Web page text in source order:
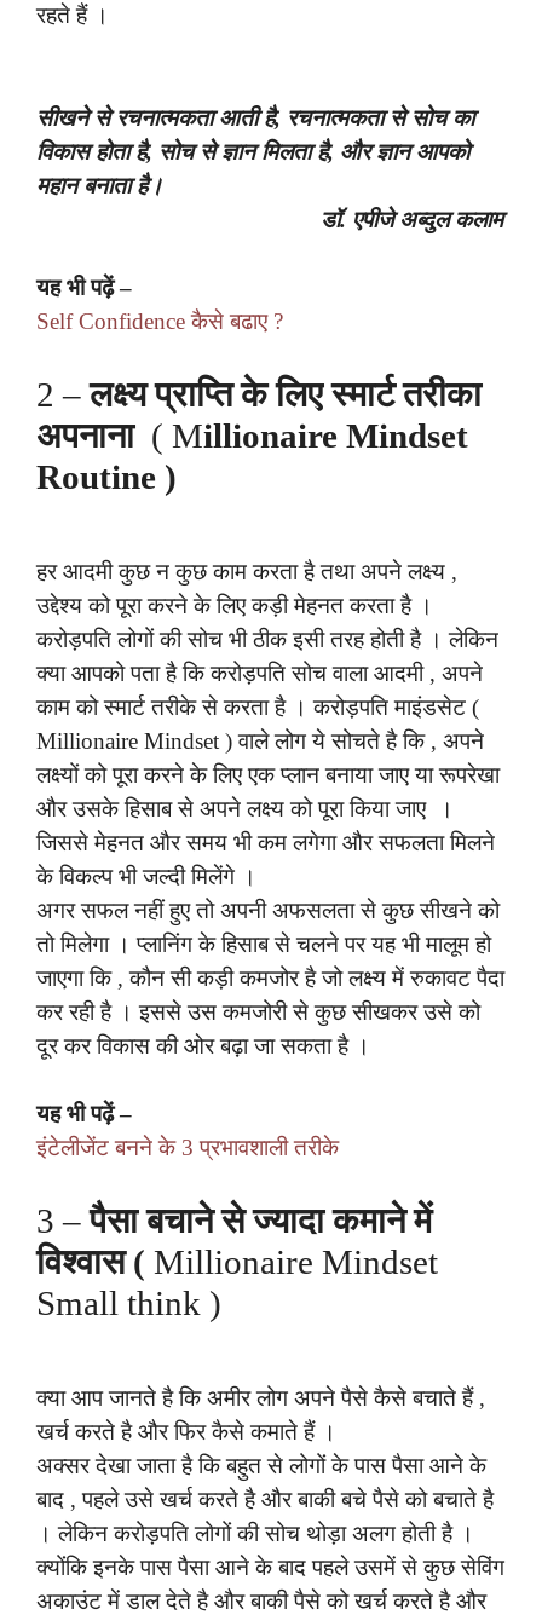
रहते हैं ।
सीखने से रचनात्मकता आती है, रचनात्मकता से सोच का
विकास होता है, सोच से ज्ञान मिलता है, और ज्ञान आपको
महान बनाता है।
डॉ. एपीजे अब्दुल कलाम
यह भी पढ़ें –
Self Confidence कैसे बढाए ?
2 –लक्ष्य प्राप्ति के लिए स्मार्ट तरीका
अपनाना( Millionaire Mindset
Routine )
हर आदमी कुछ न कुछ काम करता है तथा अपने लक्ष्य ,
उद्देश्य को पूरा करने के लिए कड़ी मेहनत करता है ।
करोड़पति लोगों की सोच भी ठीक इसी तरह होती है । लेकिन
क्या आपको पता है कि करोड़पति सोच वाला आदमी , अपने
काम को स्मार्ट तरीके से करता है । करोड़पति माइंडसेट (
Millionaire Mindset ) वाले लोग ये सोचते है कि , अपने
लक्ष्यों को पूरा करने के लिए एक प्लान बनाया जाए या रूपरेखा
और उसके हिसाब से अपने लक्ष्य को पूरा किया जाए ।
जिससे मेहनत और समय भी कम लगेगा और सफलता मिलने
के विकल्प भी जल्दी मिलेंगे ।
अगर सफल नहीं हुए तो अपनी अफसलता से कुछ सीखने को
तो मिलेगा । प्लानिंग के हिसाब से चलने पर यह भी मालूम हो
जाएगा कि , कौन सी कड़ी कमजोर है जो लक्ष्य में रुकावट पैदा
कर रही है । इससे उस कमजोरी से कुछ सीखकर उसे को
दूर कर विकास की ओर बढ़ा जा सकता है ।
यह भी पढ़ें –
इंटेलीजेंट बनने के 3 प्रभावशाली तरीके
3 –पैसा बचाने से ज्यादा कमाने में
विश्वास ( Millionaire Mindset
Small think )
क्या आप जानते है कि अमीर लोग अपने पैसे कैसे बचाते हैं ,
खर्च करते है और फिर कैसे कमाते हैं ।
अक्सर देखा जाता है कि बहुत से लोगों के पास पैसा आने के
बाद , पहले उसे खर्च करते है और बाकी बचे पैसे को बचाते है
। लेकिन करोड़पति लोगों की सोच थोड़ा अलग होती है ।
क्योंकि इनके पास पैसा आने के बाद पहले उसमें से कुछ सेविंग
अकाउंट में डाल देते है और बाकी पैसे को खर्च करते है और